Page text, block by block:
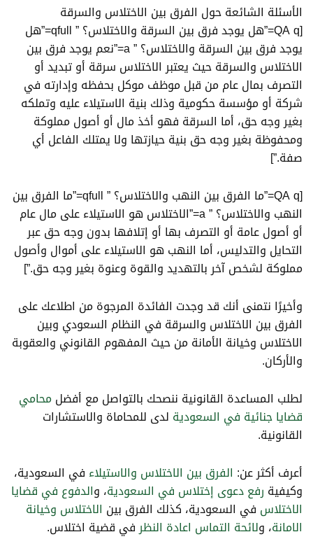
الأسئلة الشائعة حول الفرق بين الاختلاس والسرقة
[QA q=”هل يوجد فرق بين السرقة والاختلاس؟ ” qfull=”هل
يوجد فرق بين السرقة والاختلاس؟ ” a=”نعم يوجد فرق بين
الاختلاس والسرقة حيث يعتبر الاختلاس سرقة أو تبديد أو
التصرف بمال عام من قبل موظف موكل بحفظه وإدارته في
شركة أو مؤسسة حكومية وذلك بنية الاستيلاء عليه وتملكه
بغير وجه حق، أما السرقة فهو أخذ مال أو أصول مملوكة
ومحفوظة بغير وجه حق بنية حيازتها ولا يمتلك الفاعل أي
صفة.”]
[QA q=”ما الفرق بين النهب والاختلاس؟ ” qfull=”ما الفرق بين
النهب والاختلاس؟ ” a=”الاختلاس هو الاستيلاء على مال عام
أو أصول عامة أو التصرف بها أو إتلافها بدون وجه حق عبر
التحايل والتدليس، أما النهب هو الاستيلاء على أموال وأصول
مملوكة لشخص آخر بالتهديد والقوة وعنوة بغير وجه حق.”]
وأخيرًا نتمنى أنك قد وجدت الفائدة المرجوة من اطلاعك على
الفرق بين الاختلاس والسرقة في النظام السعودي وبين
الاختلاس وخيانة الأمانة من حيث المفهوم القانوني والعقوبة
والأركان.
لطلب المساعدة القانونية ننصحك بالتواصل مع أفضلمحامي
قضايا جنائية في السعودية لدى للمحاماة والاستشارات
القانونية.
أعرف أكثر عن: الفرق بين الاختلاس والاستيلاء في السعودية،
وكيفية رفع دعوى إختلاس في السعودية، والدفوع في قضايا
الاختلاس في السعودية، كذلك الفرق بين الاختلاس وخيانة
الامانة، ولائحة التماس اعادة النظر في قضية اختلاس.